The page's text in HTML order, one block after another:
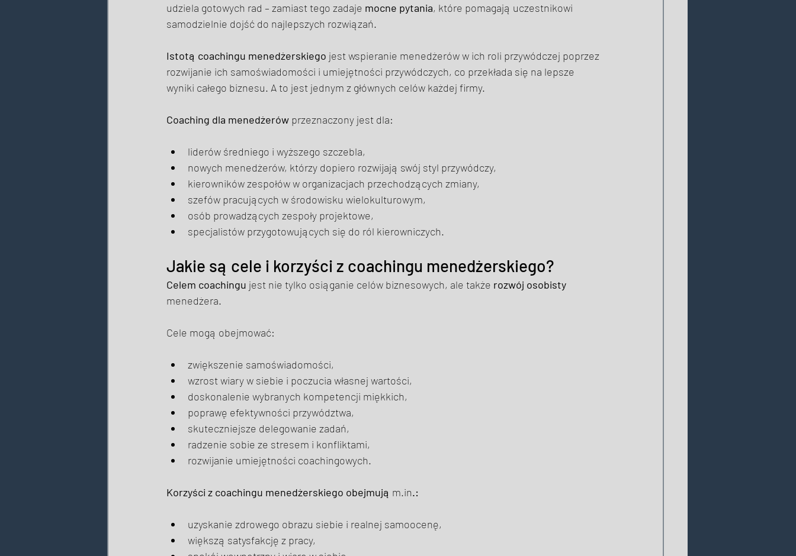
udziela gotowych rad – zamiast tego zadaje mocne pytania, które pomagają uczestnikowi
samodzielnie dojść do najlepszych rozwiązań.
Istotą coachingu menedżerskiego jest wspieranie menedżerów w ich roli przywódczej poprzez
rozwijanie ich samoświadomości i umiejętności przywódczych, co przekłada się na lepsze
wyniki całego biznesu. A to jest jednym z głównych celów każdej firmy.
Coaching dla menedżerów przeznaczony jest dla:
liderów średniego i wyższego szczebla,
nowych menedżerów, którzy dopiero rozwijają swój styl przywódczy,
kierowników zespołów w organizacjach przechodzących zmiany,
szefów pracujących w środowisku wielokulturowym,
osób prowadzących zespoły projektowe,
specjalistów przygotowujących się do ról kierowniczych.
Jakie są cele i korzyści z coachingu menedżerskiego?
Celem coachingu jest nie tylko osiąganie celów biznesowych, ale także rozwój osobisty
menedżera.
Cele mogą obejmować:
zwiększenie samoświadomości,
wzrost wiary w siebie i poczucia własnej wartości,
doskonalenie wybranych kompetencji miękkich,
poprawę efektywności przywództwa,
skuteczniejsze delegowanie zadań,
radzenie sobie ze stresem i konfliktami,
rozwijanie umiejętności coachingowych.
Korzyści z coachingu menedżerskiego obejmują m.in.:
uzyskanie zdrowego obrazu siebie i realnej samoocenę,
większą satysfakcję z pracy,